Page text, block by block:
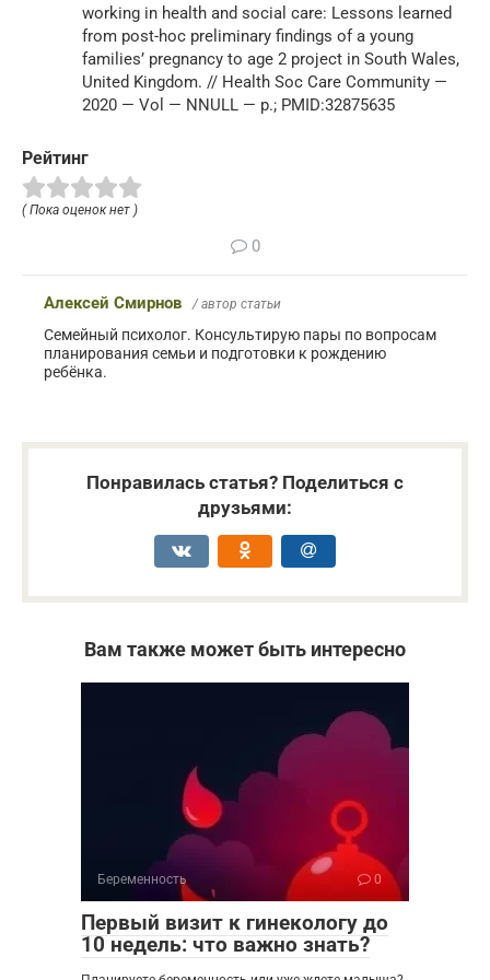
working in health and social care: Lessons learned
from post-hoc preliminary findings of a young
families’ pregnancy to age 2 project in South Wales,
United Kingdom. // Health Soc Care Community —
2020 — Vol — NNULL — p.; PMID:32875635
Рейтинг
( Пока оценок нет )
0
Алексей Смирнов / автор статьи
Семейный психолог. Консультирую пары по вопросам
планирования семьи и подготовки к рождению
ребёнка.
Понравилась статья? Поделиться с
друзьями:
Вам также может быть интересно
Беременность 0
Первый визит к гинекологу до
10 недель: что важно знать?